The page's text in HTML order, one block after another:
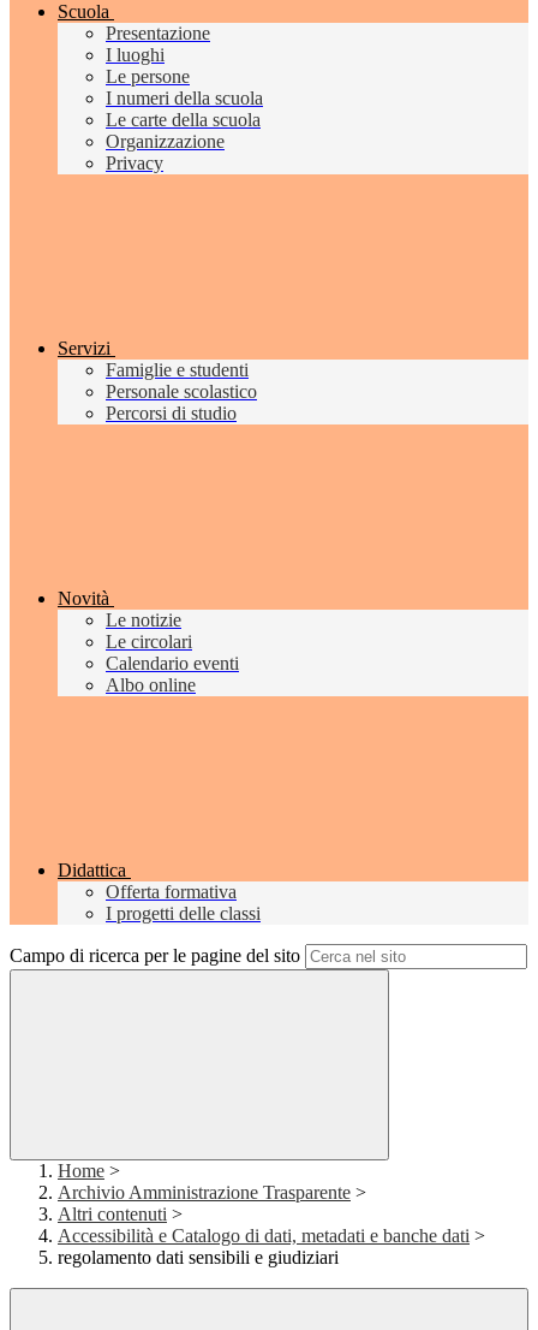
Scuola
Presentazione
I luoghi
Le persone
I numeri della scuola
Le carte della scuola
Organizzazione
Privacy
Servizi
Famiglie e studenti
Personale scolastico
Percorsi di studio
Novità
Le notizie
Le circolari
Calendario eventi
Albo online
Didattica
Offerta formativa
I progetti delle classi
Campo di ricerca per le pagine del sito
Home >
Archivio Amministrazione Trasparente >
Altri contenuti >
Accessibilità e Catalogo di dati, metadati e banche dati >
regolamento dati sensibili e giudiziari